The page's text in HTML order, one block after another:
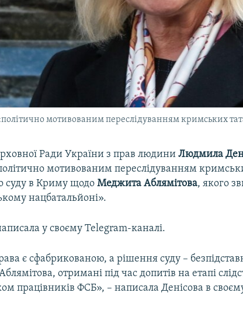
мотивованим переслідуванням кримських
Ради України з прав людиниЛюдмила
мотивованим переслідуванням
суду в Криму щодоМеджита Аблямітова, якого
нацбатальйоні».
у своєму Telegram-каналі.
є сфабрикованою, а рішення суду –
отримані під час допитів на етапі
працівників ФСБ», – написала Денісова в